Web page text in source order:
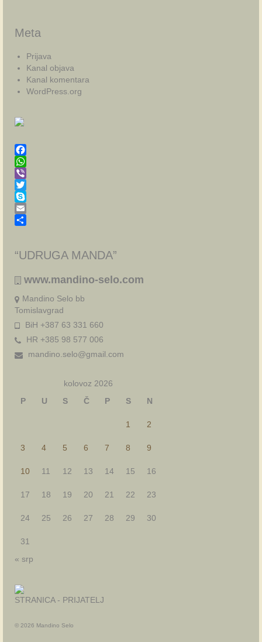
Meta
Prijava
Kanal objava
Kanal komentara
WordPress.org
Facebook
WhatsApp
Viber
Twitter
Skype
Email
“UDRUGA MANDA”
www.mandino-selo.com
Mandino Selo bb
Tomislavgrad
BiH +387 63 331 660
HR +385 98 577 006
mandino.selo@gmail.com
kolovoz 2026
P
U S Č P S N
1 2
3 4 5 6 7 8 9
10 11 12 13 14 15 16
17 18 19 20 21 22 23
24 25 26 27 28 29 30
31
« srp
STRANICA - PRIJATELJ
© 2026 Mandino Selo